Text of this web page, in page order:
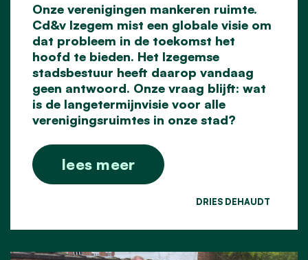
Onze verenigingen mankeren ruimte.
Cd&v Izegem mist een globale visie om
dat probleem in de toekomst het
hoofd te bieden. Het Izegemse
stadsbestuur heeft daarop vandaag
geen antwoord. Onze vraag blijft: wat
is de langetermijnvisie voor alle
verenigingsruimtes in onze stad?
lees meer
DRIES DEHAUDT